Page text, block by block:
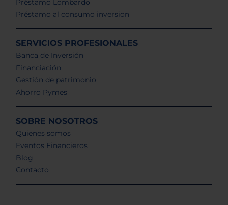
Préstamo Lombardo
Préstamo al consumo inversion
SERVICIOS PROFESIONALES
Banca de Inversión
Financiación
Gestión de patrimonio
Ahorro Pymes
SOBRE NOSOTROS
Quienes somos
Eventos Financieros
Blog
Contacto